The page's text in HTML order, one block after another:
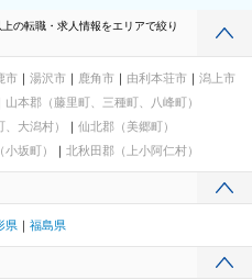
の転職・求人情報をエリアで絞り
市 湯沢市 鹿角市 由利本荘市
潟上市
山本郡（藤里町、三種町、八峰町）
大潟村）
仙北郡（美郷町）
小坂町） 北秋田郡（上小阿仁村）
県 福島県